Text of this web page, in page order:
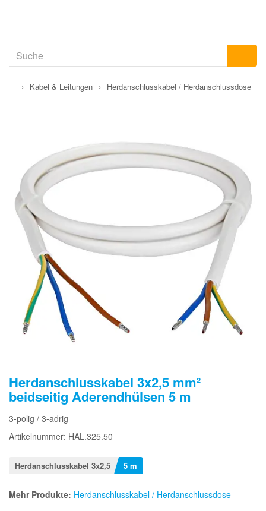
› Kabel & Leitungen › Herdanschlusskabel / Herdanschlussdose
Herdanschlusskabel 3x2,5 mm²
beidseitig Aderendhülsen 5 m
3-polig / 3-adrig
Artikelnummer: HAL.325.50
Herdanschlusskabel 3x2,5 5 m
Mehr Produkte: Herdanschlusskabel / Herdanschlussdose